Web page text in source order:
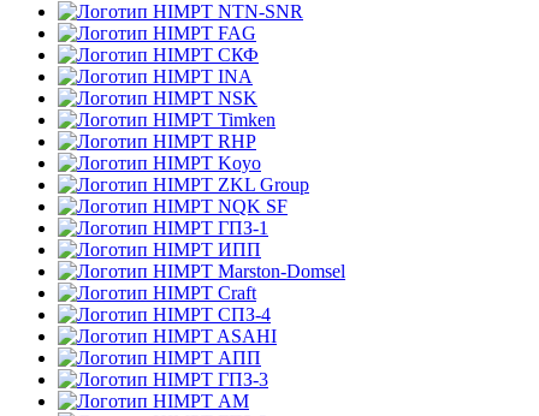
NTN-SNR
FAG
СКФ
INA
NSK
Timken
RHP
Koyo
ZKL Group
NQK SF
ГПЗ-1
ИПП
Marston-Domsel
Craft
СПЗ-4
ASAHI
АПП
ГПЗ-3
АМ